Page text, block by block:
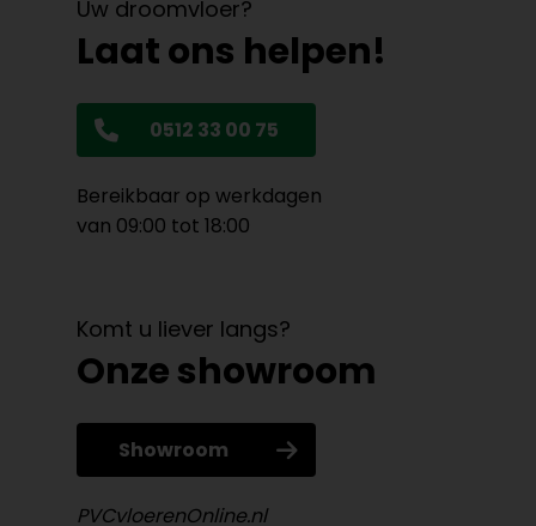
Uw droomvloer?
Laat ons helpen!
0512 33 00 75
Bereikbaar op werkdagen
van 09:00 tot 18:00
Komt u liever langs?
Onze showroom
Showroom
PVCvloerenOnline.nl